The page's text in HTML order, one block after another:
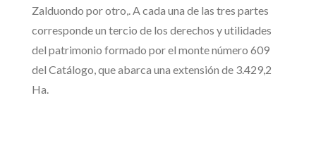
Zalduondo por otro,. A cada una de las tres partes
corresponde un tercio de los derechos y utilidades
del patrimonio formado por el monte número 609
del Catálogo, que abarca una extensión de 3.429,2
Ha.